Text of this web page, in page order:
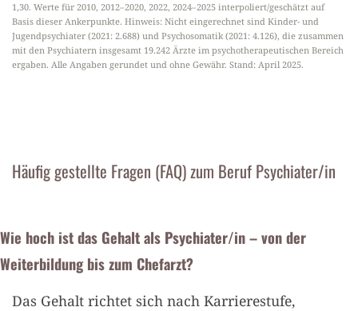
1,30. Werte für 2010, 2012–2020, 2022, 2024–2025 interpoliert/geschätzt auf
Basis dieser Ankerpunkte. Hinweis: Nicht eingerechnet sind Kinder- und
Jugendpsychiater (2021: 2.688) und Psychosomatik (2021: 4.126), die zusammen
mit den Psychiatern insgesamt 19.242 Ärzte im psychotherapeutischen Bereich
ergaben. Alle Angaben gerundet und ohne Gewähr. Stand: April 2025.
Häufig gestellte Fragen (FAQ) zum Beruf Psychiater/in
Wie hoch ist das Gehalt als Psychiater/in – von der
Weiterbildung bis zum Chefarzt?
Das Gehalt richtet sich nach Karrierestufe,